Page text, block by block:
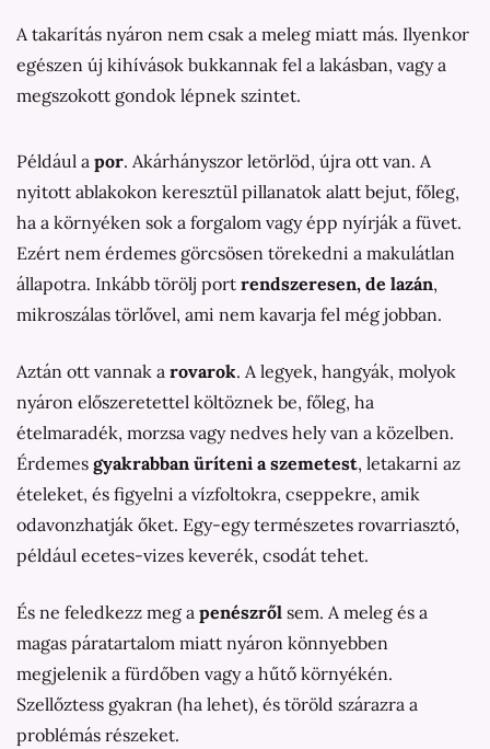
A takarítás nyáron nem csak a meleg miatt más. Ilyenkor
egészen új kihívások bukkannak fel a lakásban, vagy a
megszokott gondok lépnek szintet.
Például a por. Akárhányszor letörlöd, újra ott van. A
nyitott ablakokon keresztül pillanatok alatt bejut, főleg,
ha a környéken sok a forgalom vagy épp nyírják a füvet.
Ezért nem érdemes görcsösen törekedni a makulátlan
állapotra. Inkább törölj port rendszeresen, de lazán,
mikroszálas törlővel, ami nem kavarja fel még jobban.
Aztán ott vannak a rovarok. A legyek, hangyák, molyok
nyáron előszeretettel költöznek be, főleg, ha
ételmaradék, morzsa vagy nedves hely van a közelben.
Érdemes gyakrabban üríteni a szemetest, letakarni az
ételeket, és figyelni a vízfoltokra, cseppekre, amik
odavonzhatják őket. Egy-egy természetes rovarriasztó,
például ecetes-vizes keverék, csodát tehet.
És ne feledkezz meg a penészről sem. A meleg és a
magas páratartalom miatt nyáron könnyebben
megjelenik a fürdőben vagy a hűtő környékén.
Szellőztess gyakran (ha lehet), és töröld szárazra a
problémás részeket.